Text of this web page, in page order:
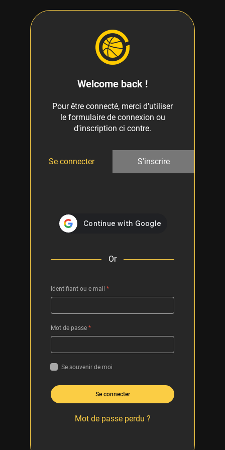
Welcome back !
Pour être connecté, merci d'utiliser
le formulaire de connexion ou
d'inscription ci contre.
Se connecter S'inscrire
Or
Identifiant ou e-mail *
Mot de passe *
Se souvenir de moi
Se connecter
Mot de passe perdu ?